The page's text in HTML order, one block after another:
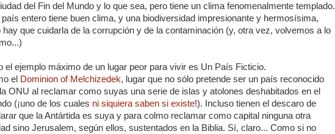
del Fin del Mundo y lo que sea, pero tiene un clima fenomenalmente templado.
país entero tiene buen clima, y una biodiversidad impresionante y hermosísima,
hay que cuidarla de la corrupción y de la contaminación (y, otra vez, volvemos a lo
el ejemplo máximo de un lugar peor para vivir es Un País Ficticio.
el Dominion of Melchizedek, lugar que no sólo pretende ser un país reconocido
ONU al reclamar como suyas una serie de islas y atolones deshabitados en el
(¡uno de los cuales ni siquiera saben si existe!). Incluso tienen el descaro de
que la Antártida es suya y para colmo reclamar como capital ninguna otra
sino Jerusalem, según ellos, sustentados en la Biblia. Sí­, claro... Como si no